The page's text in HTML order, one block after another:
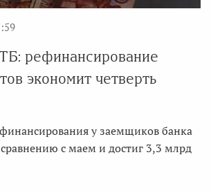
рефинансирование
экономит четверть
у заемщиков банка
с маем и достиг 3,3 млрд